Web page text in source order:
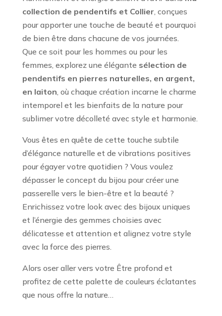
collection de pendentifs et Collier, conçues
pour apporter une touche de beauté et pourquoi
de bien être dans chacune de vos journées.
Que ce soit pour les hommes ou pour les
femmes, explorez une élégante sélection de
pendentifs en pierres naturelles, en argent,
en laiton, où chaque création incarne le charme
intemporel et les bienfaits de la nature pour
sublimer votre décolleté avec style et harmonie.
Vous êtes en quête de cette touche subtile
d’élégance naturelle et de vibrations positives
pour égayer votre quotidien ? Vous voulez
dépasser le concept du bijou pour créer une
passerelle vers le bien-être et la beauté ?
Enrichissez votre look avec des bijoux uniques
et l’énergie des gemmes choisies avec
délicatesse et attention et alignez votre style
avec la force des pierres.
Alors oser aller vers votre Être profond et
profitez de cette palette de couleurs éclatantes
que nous offre la nature…